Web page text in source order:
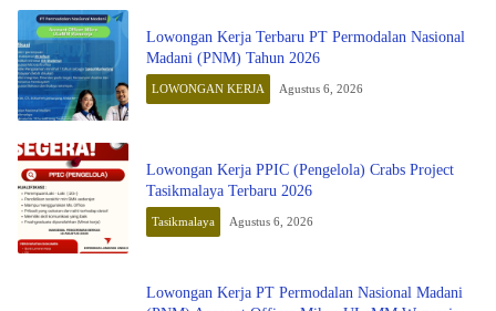
Lowongan Kerja Terbaru PT Permodalan Nasional
Madani (PNM) Tahun 2026
LOWONGAN KERJA Agustus 6, 2026
Lowongan Kerja PPIC (Pengelola) Crabs Project
Tasikmalaya Terbaru 2026
Tasikmalaya Agustus 6, 2026
Lowongan Kerja PT Permodalan Nasional Madani